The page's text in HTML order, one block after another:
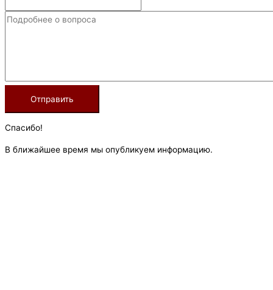
Спасибо!
В ближайшее время мы опубликуем информацию.